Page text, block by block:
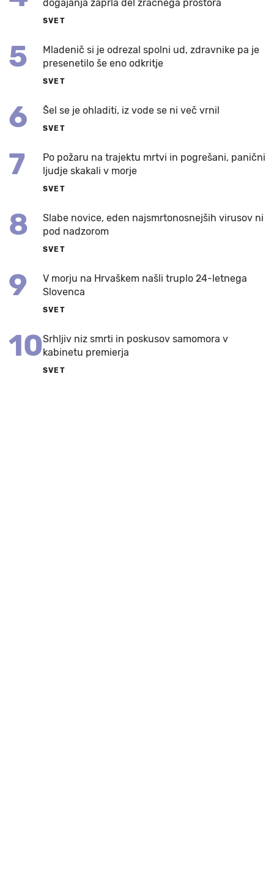
dogajanja zaprla del zračnega prostora
SVET
5
Mladenič si je odrezal spolni ud, zdravnike pa je
presenetilo še eno odkritje
SVET
6 Šel se je ohladiti, iz vode se ni več vrnil
SVET
7
Po požaru na trajektu mrtvi in pogrešani, panični
ljudje skakali v morje
SVET
8
Slabe novice, eden najsmrtonosnejših virusov ni
pod nadzorom
SVET
9
V morju na Hrvaškem našli truplo 24-letnega
Slovenca
SVET
10Srhljiv niz smrti in poskusov samomora v
kabinetu premierja
SVET